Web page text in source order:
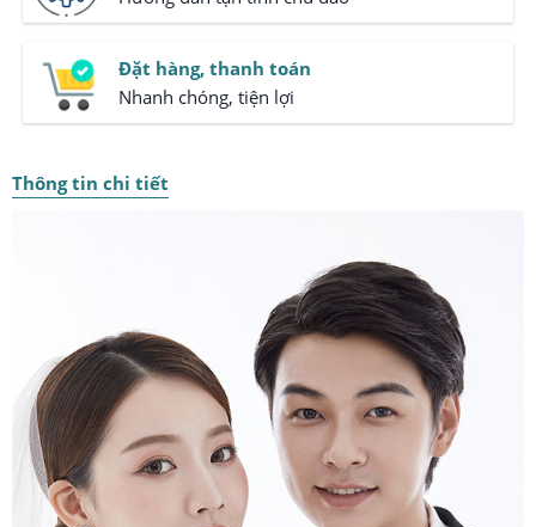
Đặt hàng, thanh toán
Nhanh chóng, tiện lợi
Thông tin chi tiết